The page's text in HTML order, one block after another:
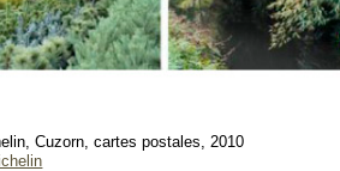
Cuzorn, cartes postales, 2010